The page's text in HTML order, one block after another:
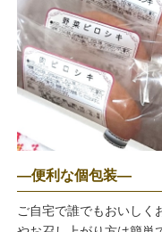
―便利な個包装―
ご自宅で誰でもおいしく